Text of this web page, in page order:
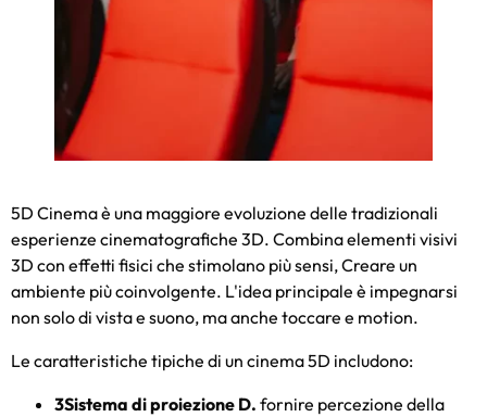
5D Cinema è una maggiore evoluzione delle tradizionali
esperienze cinematografiche 3D. Combina elementi visivi
3D con effetti fisici che stimolano più sensi, Creare un
ambiente più coinvolgente. L'idea principale è impegnarsi
non solo di vista e suono, ma anche toccare e motion.
Le caratteristiche tipiche di un cinema 5D includono:
3Sistema di proiezione D. fornire percezione della